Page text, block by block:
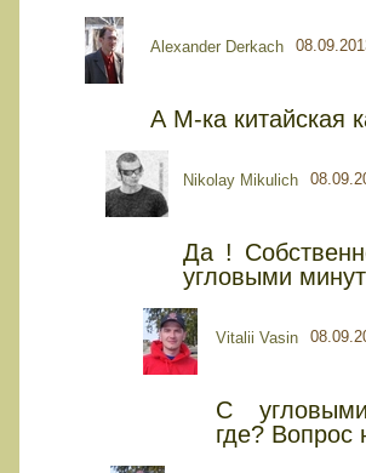
Alexander Derkach
А М-ка китайская
Nikolay Mikulich
Да !
угловыми
Vitalii Vasin
С
где? Вопрос